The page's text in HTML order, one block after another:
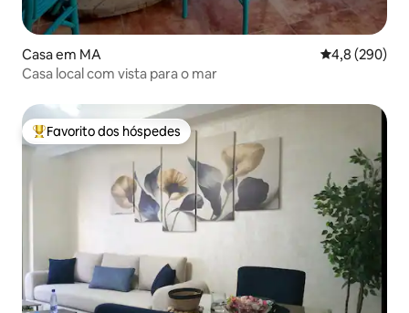
Casa em MA Classificação
4,8 (290)
Casa local com vista para o mar
Favoritos dos hóspedes mais apreciados
Favorito dos hóspedes